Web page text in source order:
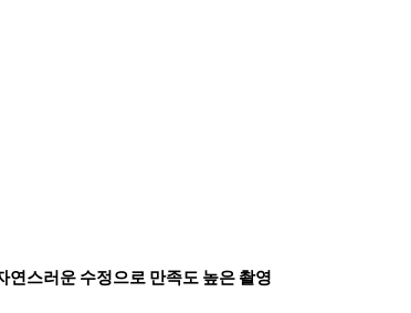
스러운 수정으로 만족도 높은 촬영